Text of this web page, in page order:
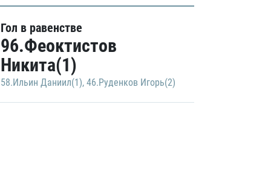
Гол в равенстве
96.Феоктистов
Никита(1)
58.Ильин Даниил(1), 46.Руденков Игорь(2)